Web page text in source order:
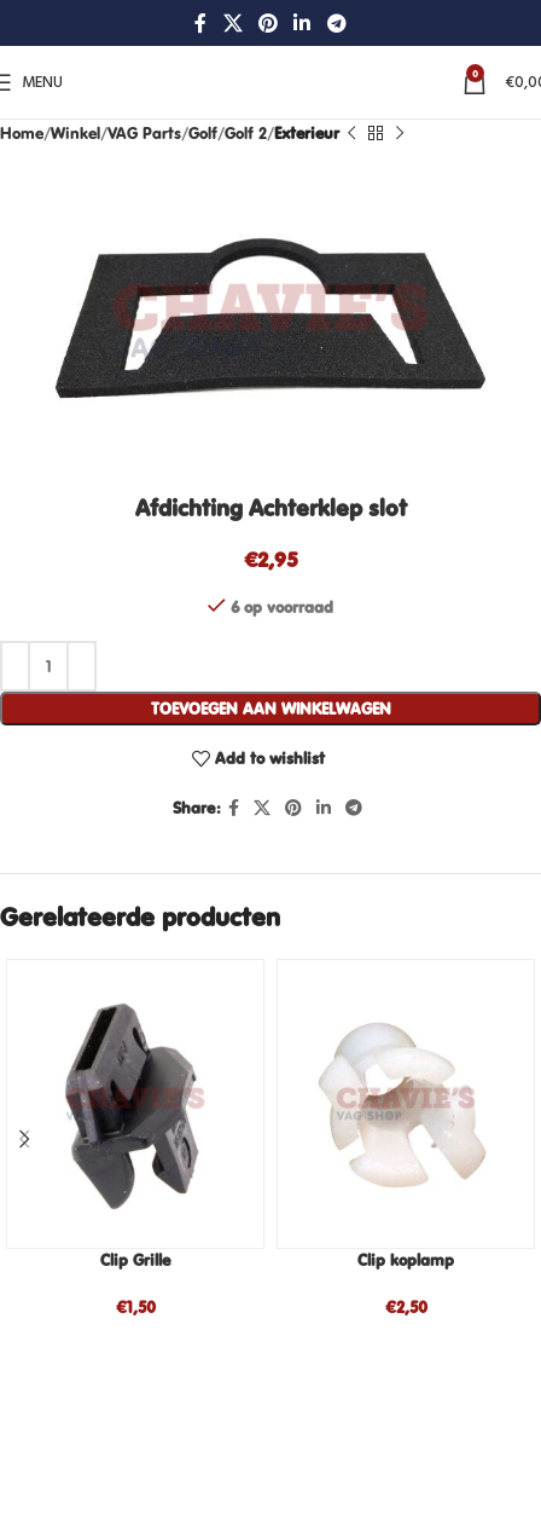
MENU 0 €
Home Winkel VAG Parts Golf Golf 2 Exterieur
Afdichting Achterklep slot
€2,95
6 op voorraad
TOEVOEGEN AAN WINKELWAGEN
Add to wishlist
Share:
Gerelateerde producten
Clip Grille
€1,50
Clip koplamp
€2,50